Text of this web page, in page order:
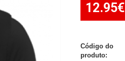
12.95€
Código do
produto: